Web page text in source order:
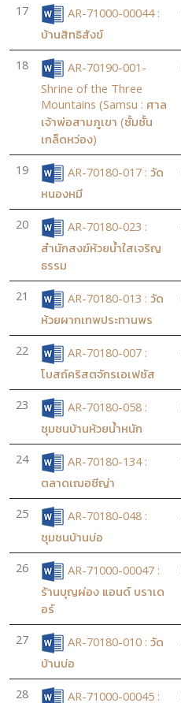
17
AR-71000-00044 :
บ้านสิทธิสังข์
18
AR-70190-001-
Shrine of the Three
Mountains (Samsu : ศาล
เจ้าพ่อสามภูเขา (ซั้มซั้น
เกล็ดหว่อง)
19
AR-70180-017 : วัด
หนองหมี
20
AR-70180-023 :
สำนักสงฆ์ห้วยน้ำใสเจริญ
ธรรม
21
AR-70180-013 : วัด
ห้วยผากเทพประทานพร
22
AR-70180-007 :
โบสถ์คริสตจักรเอเฟซัส
23
AR-70180-058 :
ชุมชนบ้านห้วยน้ำหนัก
24
AR-70180-134 :
ตลาดเฌอซีญ่า
25
AR-70180-048 :
ชุมชนบ้านบ่อ
26
AR-71000-00047 :
ร้านบุญผ่อง แอนด์ บราเด
อร์
27
AR-70180-010 : วัด
บ้านบ่อ
28 AR-71000-00045 :